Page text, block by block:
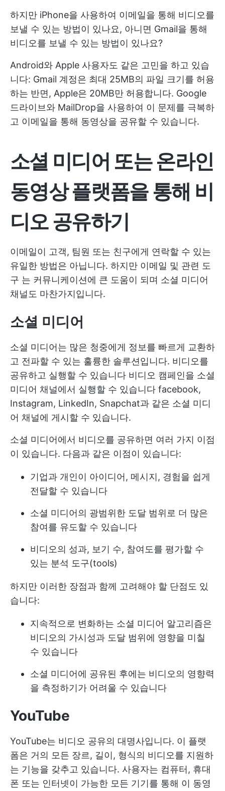
하지만 iPhone을 사용하여 이메일을 통해 비디오를
보낼 수 있는 방법이 있나요, 아니면 Gmail을 통해
비디오를 보낼 수 있는 방법이 있나요?
Android와 Apple 사용자도 같은 고민을 하고 있습
니다: Gmail 계정은 최대 25MB의 파일 크기를 허용
하는 반면, Apple은 20MB만 허용합니다. Google
드라이브와 MailDrop을 사용하여 이 문제를 극복하
고 이메일을 통해 동영상을 공유할 수 있습니다.
소셜 미디어 또는 온라인
동영상 플랫폼을 통해 비
디오 공유하기
이메일이 고객, 팀원 또는 친구에게 연락할 수 있는
유일한 방법은 아닙니다. 하지만 이메일 및 관련 도
구 는 커뮤니케이션에 큰 도움이 되며 소셜 미디어
채널도 마찬가지입니다.
소셜 미디어
소셜 미디어는 많은 청중에게 정보를 빠르게 교환하
고 전파할 수 있는 훌륭한 솔루션입니다. 비디오를
공유하고 실행할 수 있습니다 비디오 캠페인을 소셜
미디어 채널에서 실행할 수 있습니다 facebook,
Instagram, LinkedIn, Snapchat과 같은 소셜 미디
어 채널에 게시할 수 있습니다.
소셜 미디어에서 비디오를 공유하면 여러 가지 이점
이 있습니다. 다음과 같은 이점이 있습니다:
기업과 개인이 아이디어, 메시지, 경험을 쉽게
전달할 수 있습니다
소셜 미디어의 광범위한 도달 범위로 더 많은
참여를 유도할 수 있습니다
비디오의 성과, 보기 수, 참여도를 평가할 수
있는 분석 도구(tools)
하지만 이러한 장점과 함께 고려해야 할 단점도 있
습니다:
지속적으로 변화하는 소셜 미디어 알고리즘은
비디오의 가시성과 도달 범위에 영향을 미칠
수 있습니다
소셜 미디어에 공유된 후에는 비디오의 영향력
을 측정하기가 어려울 수 있습니다
YouTube
YouTube는 비디오 공유의 대명사입니다. 이 플랫
폼은 거의 모든 장르, 길이, 형식의 비디오를 지원하
는 기능을 갖추고 있습니다. 사용자는 컴퓨터, 휴대
폰 또는 인터넷이 가능한 모든 기기를 통해 이 동영